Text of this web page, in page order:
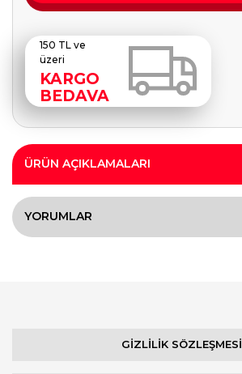
150 TL ve
üzeri
KARGO
BEDAVA
ÜRÜN AÇIKLAMALARI
YORUMLAR
GİZLİLİK SÖZLEŞMESİ